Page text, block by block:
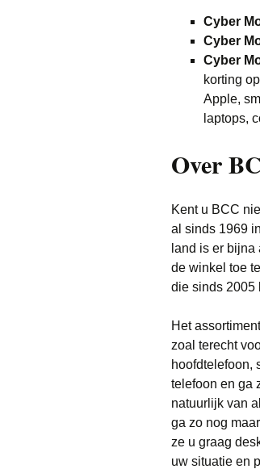
Cyber
Cyber
Cyber
korting
Apple,
laptops,
Over
Kent u BCC
al sinds 1969
land is er
de winkel toe
die sinds 2005
Het
zoal terecht
hoofdtelefoon,
telefoon en ga
natuurlijk van
ga zo nog
ze u graag
uw situatie en